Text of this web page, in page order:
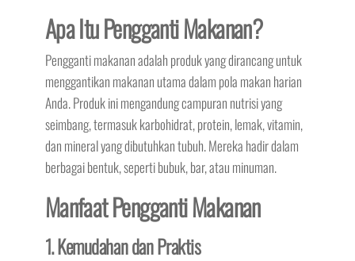
Apa Itu Pengganti Makanan?
Pengganti makanan adalah produk yang dirancang untuk
menggantikan makanan utama dalam pola makan harian
Anda. Produk ini mengandung campuran nutrisi yang
seimbang, termasuk karbohidrat, protein, lemak, vitamin,
dan mineral yang dibutuhkan tubuh. Mereka hadir dalam
berbagai bentuk, seperti bubuk, bar, atau minuman.
Manfaat Pengganti Makanan
1. Kemudahan dan Praktis